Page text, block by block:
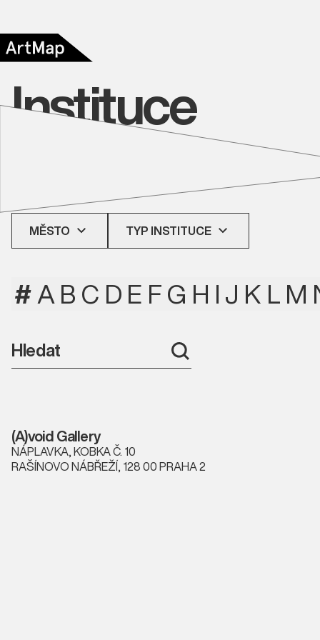
Instituce
MĚSTO TYP INSTITUCE
#ABC DE FG H IJ K LM
(A)void Gallery
NÁPLAVKA, KOBKA Č. 10
RAŠÍNOVO NÁBŘEŽÍ, 128 00 PRAHA 2